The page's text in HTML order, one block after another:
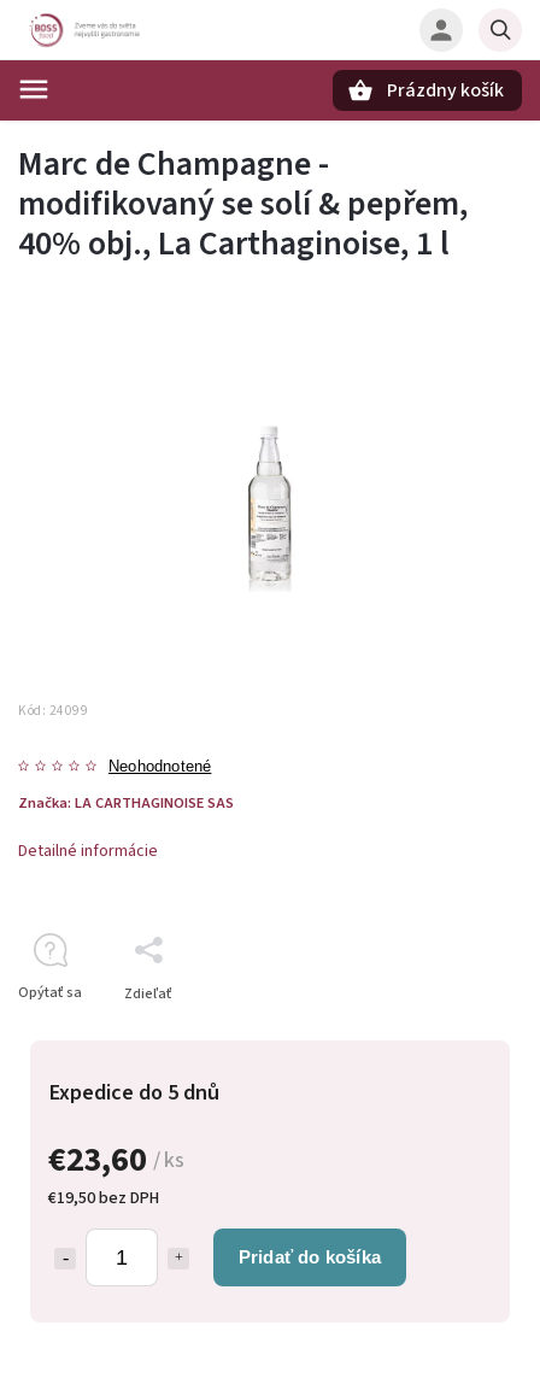
Prázdny košík
Marc de Champagne -
modifikovaný se solí & pepřem,
40% obj., La Carthaginoise, 1 l
Kód: 24099
Neohodnotené
Značka: LA CARTHAGINOISE SAS
€23,60 / ks
€19,50 bez DPH
Pridať do košíka
Expedice do 5 dnů
Detailné informácie
Opýtať sa Zdieľať